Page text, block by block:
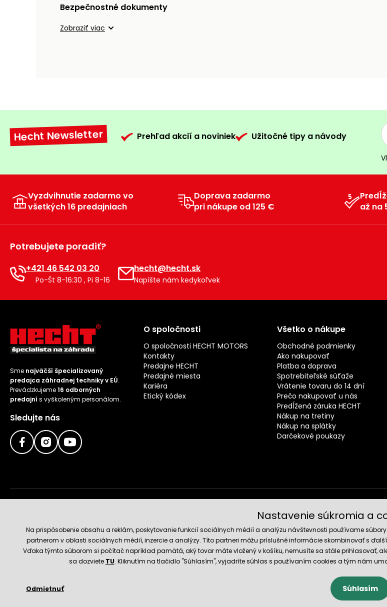
Bezpečnostné dokumenty
Zobraziť viac
Hecht Newsletter Prehľad akcií a noviniek Užitočné tipy a návody
Vyzdvihnutie zadarmo vo
všetkých 16 predajniach
Doprava zadarmo
pri nákupe od 125 €
až na
Potrebujete poradiť?
+421 46 542 03 20
Po-Št 8-16:30 , Pi 8-16
hecht@hecht.sk
Napíšte nám kedykoľvek
Sme najväčší špecializovaný
predajca záhradnej techniky v EÚ.
Prevádzkujeme16 odborných
predajní s vyškoleným personálom.
Sledujte nás
O spoločnosti
O spoločnosti HECHT MOTORS
Kontakty
Predajne HECHT
Predajné miesta
Kariéra
Etický kódex
Všetko o nákupe
Obchodné podmienky
Ako nakupovať
Platba a doprava
Spotrebiteľské súťaže
Vrátenie tovaru do 14 dní
Prečo nakupovať u nás
Predĺžená záruka HECHT
Nákup na tretiny
Nákup na splátky
Darčekové poukazy
Nastavenie súkromia a
Na prispôsobenie obsahu a reklám, poskytovanie funkcií sociálnych médií a analýzu návštevnosti používame
partnerom v oblasti sociálnych médií, inzercie a analýzy. Títo partneri môžu príslušné informácie skombinovať s
Vďaka týmto súborom si počítač napríklad pamätá, aký tovar máte vložený v košíku, nemusíte sa stále prihlasovať,
sa dozviete TU. Kliknutím na tlačidlo "Súhlasím", vyjadríte súhlas s používaním cookies a tým nám
Odmietnuť Súhlasím